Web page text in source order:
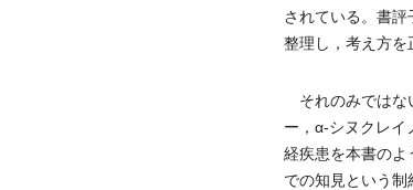
されている。書
整理し，考え方を
それのみではな
ー，α-シヌクレイ
経疾患を本書のよ
での知見という